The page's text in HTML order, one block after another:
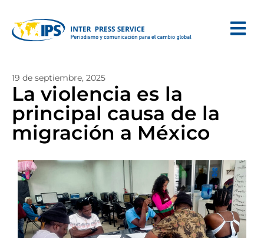
19 de septiembre, 2025
La violencia es la
principal causa de la
migración a México